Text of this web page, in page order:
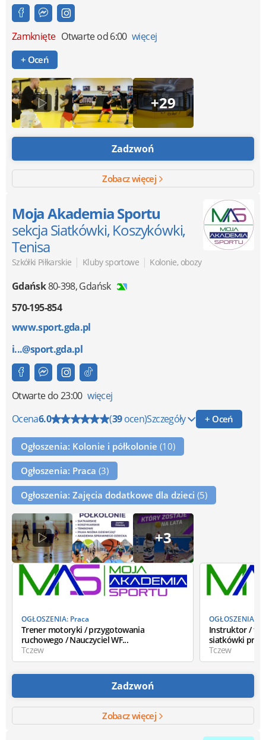
Zamknięte Otwarte od 6:00 więcej
+ Oceń
+29
Zadzwoń
Zobacz więcej
Moja Akademia Sportu
sekcja Siatkówki, Koszykówki,
Tenisa
Szkółki Piłkarskie | Kluby sportowe | Kolonie, obozy
Gdańsk80-398,Gdańsk
570-195-854
www.sport.gda.pl
i...@sport.gda.pl
Otwartedo 23:00 więcej
Ocena6.0 (39ocen)Szczegóły + Oceń
Ogłoszenia: Kolonie i półkolonie (10)
Ogłoszenia: Praca (3)
Ogłoszenia: Zajęcia dodatkowe dla dzieci (5)
+3
OGŁOSZENIA: Praca
Trener motoryki / przygotowania
ruchowego / Nauczyciel WF...
Tczew
OGŁOSZENIA:
Instruktor /
siatkówki
Tczew
Zadzwoń
Zobacz więcej